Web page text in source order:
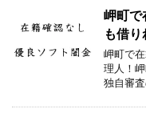
岬町で
も借
岬町で
理人！
独自審